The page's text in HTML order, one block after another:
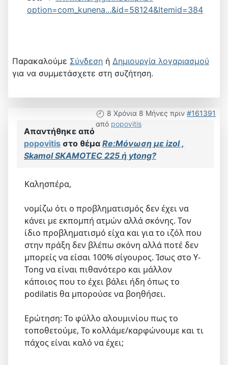
option=com_kunena...&id=58124&Itemid=384
Παρακαλούμε Σύνδεση ή Δημιουργία λογαριασμού
για να συμμετάσχετε στη συζήτηση.
8 Χρόνια 8 Μήνες πριν #161391
από popovitis
Απαντήθηκε από
popovitis στο θέμα Re:Μόνωση με izol ,
Skamol SKAMOTEC 225 ή ytong?
Καλησπέρα,
νομίζω ότι ο προβληματισμός δεν έχει να
κάνει με εκπομπή ατμών αλλά σκόνης. Τον
ίδιο προβληματισμό είχα και για το ιζόλ που
στην πράξη δεν βλέπω σκόνη αλλά ποτέ δεν
μπορείς να είσαι 100% σίγουρος. Ίσως στο Y-
Tong να είναι πιθανότερο και μάλλον
κάποιος που το έχει βάλει ήδη όπως το
podilatis θα μπορούσε να βοηθήσει.
Ερώτηση: To φύλλο αλουμινίου πως το
τοποθετούμε, Το κολλάμε/καρφώνουμε και τι
πάχος είναι καλό να έχει;